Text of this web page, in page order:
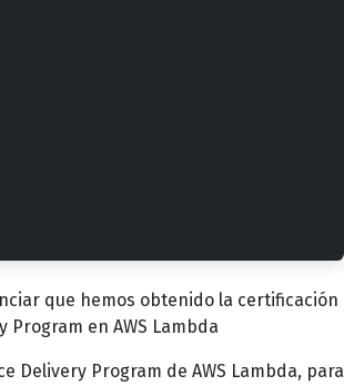
que hemos obtenido la certificación
Program en AWS Lambda
Delivery Program de AWS Lambda, para